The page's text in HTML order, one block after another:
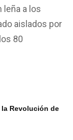
leña a los
aislados por
80
la Revolución de